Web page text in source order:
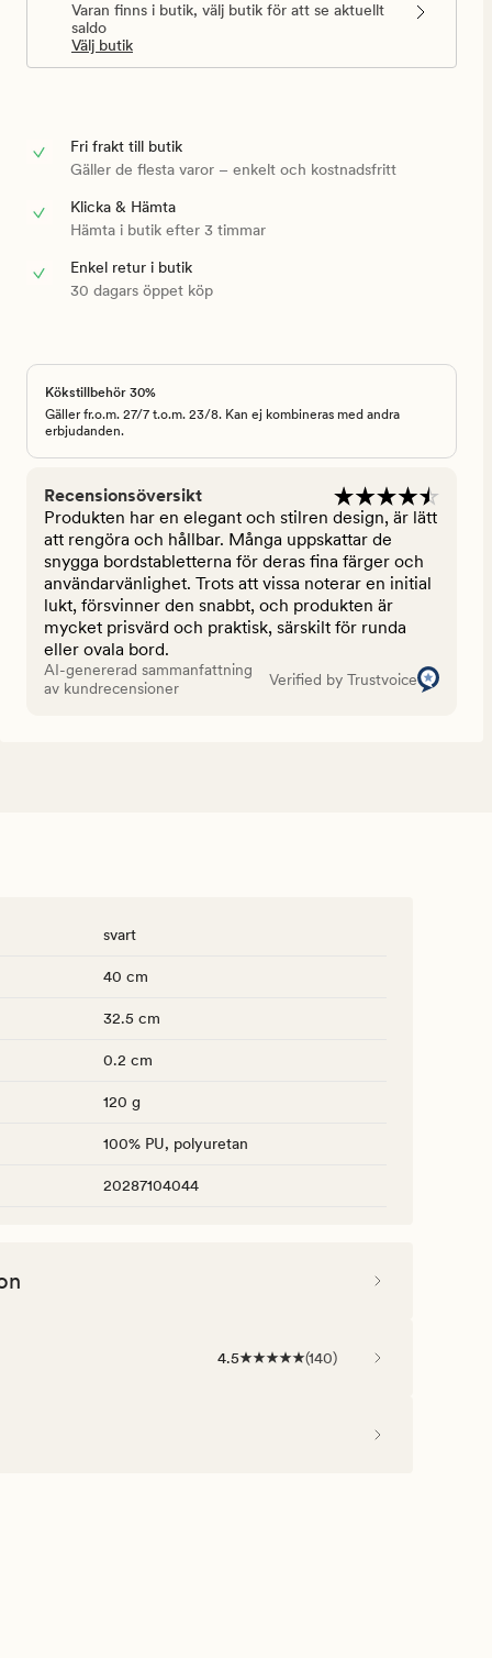
Varan finns i butik, välj butik för att se aktuellt
saldo
Välj butik
Fri frakt till butik
Gäller de flesta varor – enkelt och kostnadsfritt
Klicka & Hämta
Hämta i butik efter 3 timmar
Enkel retur i butik
30 dagars öppet köp
Kökstillbehör 30%
Gäller fr.o.m. 27/7 t.o.m. 23/8. Kan ej kombineras med andra
erbjudanden.
Recensionsöversikt
Produkten har en elegant och stilren design, är lätt
att rengöra och hållbar. Många uppskattar de
snygga bordstabletterna för deras fina färger och
användarvänlighet. Trots att vissa noterar en initial
lukt, försvinner den snabbt, och produkten är
mycket prisvärd och praktisk, särskilt för runda
eller ovala bord.
AI-genererad sammanfattning
av kundrecensioner
Verified by Trustvoice
svart
40 cm
32.5 cm
0.2 cm
120 g
100% PU, polyuretan
20287104044
4.5 (140)